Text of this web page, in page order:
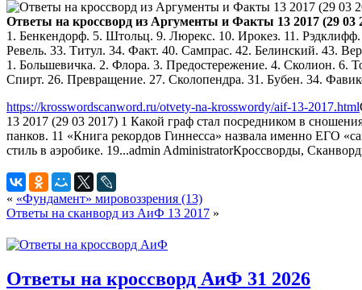
Ответы на кроссворд из Аргументы и Факты 13 2017 (29 03
1. Бенкендорф. 5. Штольц. 9. Люрекс. 10. Ирокез. 11.
Ревель. 33. Титул. 34. Факт. 40. Сампрас. 42. Белинский. 43.
1. Большевичка. 2. Флора. 3. Предостережение. 4. Сколион. 6.
Спирт. 26. Превращение. 27. Сколопендра. 31. Бубен. 34.
https://krosswordscanword.ru/otvety-na-krosswordy/aif-13-2017.html
13 2017 (29 03 2017) 1 Какой граф стал посредником в
панков. 11 «Книга рекордов Гиннесса» назвала именно ЕГО
стиль в аэробике. 19...admin AdministratorКроссворды,
« «Фундамент» мировоззрения (13)
Ответы на сканворд из АиФ 13 2017 »
Ответы на кроссворд АиФ 31 2026